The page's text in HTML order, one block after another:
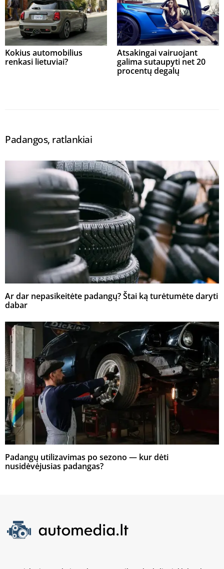
Kokius automobilius
renkasi lietuviai?
Atsakingai vairuojant
galima sutaupyti net 20
procentų degalų
Padangos, ratlankiai
Ar dar nepasikeitėte padangų? Štai ką turėtumėte daryti
dabar
Padangų utilizavimas po sezono — kur dėti
nusidėvėjusias padangas?